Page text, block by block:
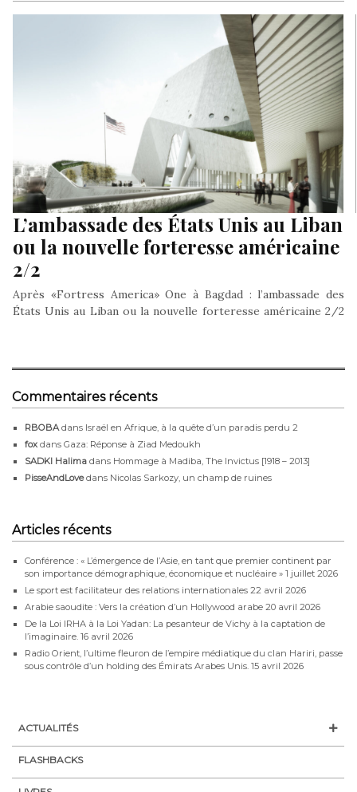
L’ambassade des États Unis au Liban
ou la nouvelle forteresse américaine
2/2
Après «Fortress America» One à Bagdad : l’ambassade des
États Unis au Liban ou la nouvelle forteresse américaine 2/2
Commentaires récents
RBOBA dans Israël en Afrique, à la quête d’un paradis perdu 2
fox dans Gaza: Réponse à Ziad Medoukh
SADKI Halima dans Hommage à Madiba, The Invictus [1918 – 2013]
PisseAndLovedans Nicolas Sarkozy, un champ de ruines
Articles récents
Conférence : « L’émergence de l’Asie, en tant que premier continent par
son importance démographique, économique et nucléaire » 1 juillet 2026
Le sport est facilitateur des relations internationales 22 avril 2026
Arabie saoudite : Vers la création d’un Hollywood arabe 20 avril 2026
De la Loi IRHA à la Loi Yadan: La pesanteur de Vichy à la captation de
l’imaginaire. 16 avril 2026
Radio Orient, l’ultime fleuron de l’empire médiatique du clan Hariri, passe
sous contrôle d’un holding des Émirats Arabes Unis. 15 avril 2026
ACTUALITÉS
FLASHBACKS